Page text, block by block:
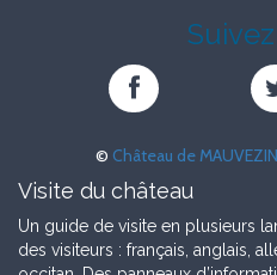
Château
sur
© Château de MAUVEZIN
Visite du château
Un guide de visite en plusieurs
des visiteurs : français, anglais,